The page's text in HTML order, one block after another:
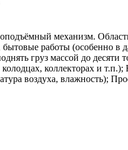
механизм.
работы (особенно
груз массой до
коллекторах и
воздуха, влажность);